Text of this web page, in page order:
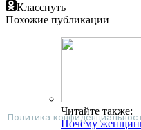
Класснуть
Похожие публикации
Читайте также:
Почему
Политика